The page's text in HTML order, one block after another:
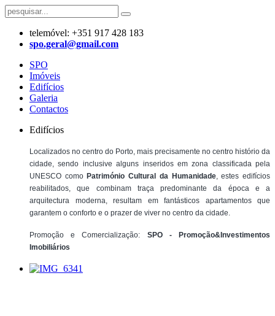
telemóvel: +351 917 428 183
​spo.geral@gmail.com
SPO
Imóveis
Edifícios
Galeria
Contactos
Edifícios
Localizados no centro do Porto, mais precisamente no centro histório da
cidade, sendo inclusive alguns inseridos em zona classificada pela
UNESCO como Património Cultural da Humanidade, estesedifícios
reabilitados, que combinam traça predominante da época e a
arquitectura moderna, resultam em fantásticos apartamentos que
garantem o conforto e o prazer de viver no centro da cidade.
Promoção e Comercialização: SPO - Promoção&Investimentos
Imobiliários